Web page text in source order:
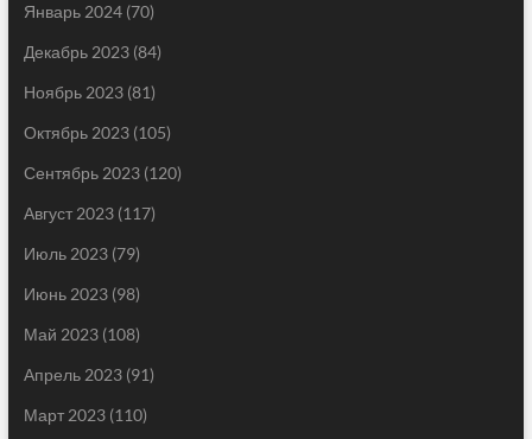
Январь 2024(70)
Декабрь 2023(84)
Ноябрь 2023(81)
Октябрь 2023(105)
Сентябрь 2023(120)
Август 2023(117)
Июль 2023(79)
Июнь 2023(98)
Май 2023(108)
Апрель 2023(91)
Март 2023(110)